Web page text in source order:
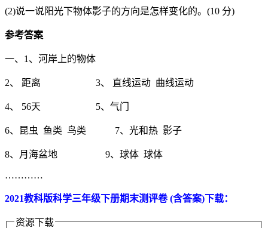
(2)说一说阳光下物体影子的方向是怎样变化的。(10 分)
参考答案
一、1、河岸上的物体
2、 距离 3、 直线运动 曲线运动
4、 56天 5、气门
6、昆虫 鱼类 鸟类 7、光和热 影子
8、月海盆地 9、球体 球体
…………
2021教科版科学三年级下册期末测评卷 (含答案)下载：
资源下载